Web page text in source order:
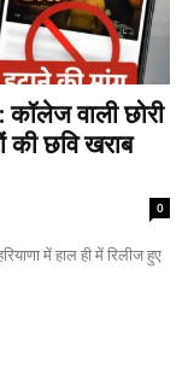
वाली छोरी
की छवि खराब
0
में हाल ही में रिलीज हुए